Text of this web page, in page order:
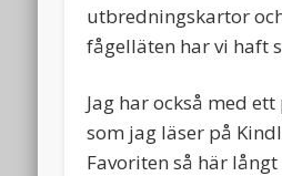
utbredningskartor
fågelläten har vi haft
Jag har också med
som jag läser på
Favoriten så här långt